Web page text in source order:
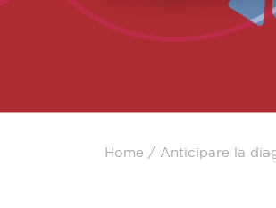
Home / Anticipare la